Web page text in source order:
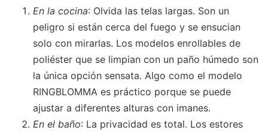
En la cocina: Olvida las telas largas. Son un
peligro si están cerca del fuego y se ensucian
solo con mirarlas. Los modelos enrollables de
poliéster que se limpian con un paño húmedo son
la única opción sensata. Algo como el modelo
RINGBLOMMA es práctico porque se puede
ajustar a diferentes alturas con imanes.
En el baño: La privacidad es total. Los estores